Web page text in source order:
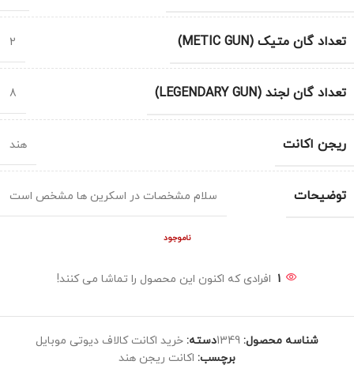
تعداد گان متیک (METIC GUN) 2
تعداد گان لجند (LEGENDARY GUN) 8
ریجن اکانت هند
توضیحات سلام مشخصات در اسکرین ها مشخص است
ناموجود
1 افرادی که اکنون این محصول را تماشا می کنند!
شناسه محصول: 1349دسته: خرید اکانت کالاف دیوتی موبایل
برچسب: اکانت ریجن هند